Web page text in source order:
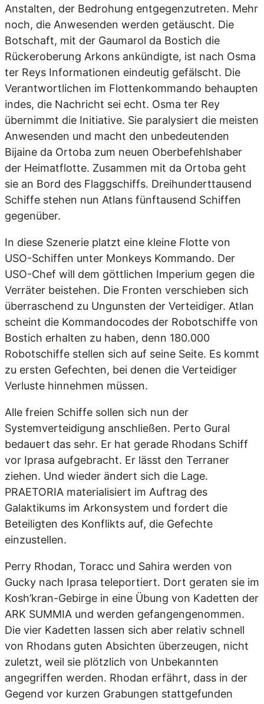
Anstalten, der Bedrohung entgegenzutreten. Mehr
noch, die Anwesenden werden getäuscht. Die
Botschaft, mit der Gaumarol da Bostich die
Rückeroberung Arkons ankündigte, ist nach Osma
ter Reys Informationen eindeutig gefälscht. Die
Verantwortlichen im Flottenkommando behaupten
indes, die Nachricht sei echt. Osma ter Rey
übernimmt die Initiative. Sie paralysiert die meisten
Anwesenden und macht den unbedeutenden
Bijaine da Ortoba zum neuen Oberbefehlshaber
der Heimatflotte. Zusammen mit da Ortoba geht
sie an Bord des Flaggschiffs. Dreihunderttausend
Schiffe stehen nun Atlans fünftausend Schiffen
gegenüber.
In diese Szenerie platzt eine kleine Flotte von
USO-Schiffen unter Monkeys Kommando. Der
USO-Chef will dem göttlichen Imperium gegen die
Verräter beistehen. Die Fronten verschieben sich
überraschend zu Ungunsten der Verteidiger. Atlan
scheint die Kommandocodes der Robotschiffe von
Bostich erhalten zu haben, denn 180.000
Robotschiffe stellen sich auf seine Seite. Es kommt
zu ersten Gefechten, bei denen die Verteidiger
Verluste hinnehmen müssen.
Alle freien Schiffe sollen sich nun der
Systemverteidigung anschließen. Perto Gural
bedauert das sehr. Er hat gerade Rhodans Schiff
vor Iprasa aufgebracht. Er lässt den Terraner
ziehen. Und wieder ändert sich die Lage.
PRAETORIA materialisiert im Auftrag des
Galaktikums im Arkonsystem und fordert die
Beteiligten des Konflikts auf, die Gefechte
einzustellen.
Perry Rhodan, Toracc und Sahira werden von
Gucky nach Iprasa teleportiert. Dort geraten sie im
Kosh’kran-Gebirge in eine Übung von Kadetten der
ARK SUMMIA und werden gefangengenommen.
Die vier Kadetten lassen sich aber relativ schnell
von Rhodans guten Absichten überzeugen, nicht
zuletzt, weil sie plötzlich von Unbekannten
angegriffen werden. Rhodan erfährt, dass in der
Gegend vor kurzen Grabungen stattgefunden